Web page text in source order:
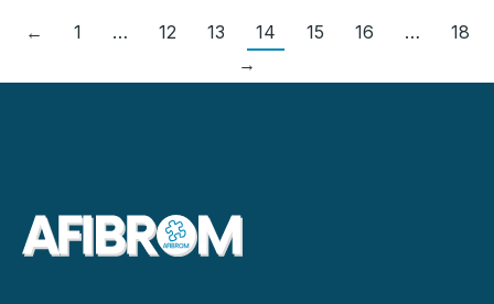
← 1 … 12 13 14 15 16 …
18
→